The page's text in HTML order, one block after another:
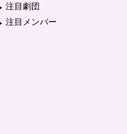
注目劇団
注目メンバー